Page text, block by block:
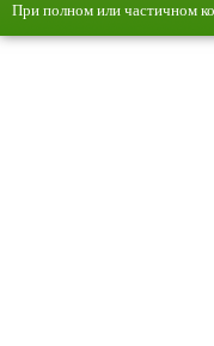
При полном или частичном